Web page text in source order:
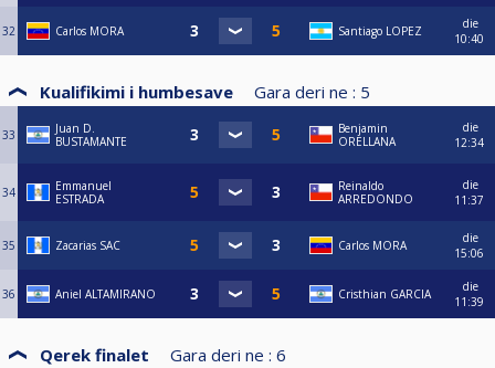
32 Carlos MORA Santiago LOPEZ
die
10:40
Kualifikimi i humbesave Gara deri ne : 5
33
Juan D.
BUSTAMANTE
Benjamin
ORELLANA
die
12:34
34
Emmanuel
ESTRADA
Reinaldo
ARREDONDO
die
11:37
35 Zacarias SAC Carlos MORA
die
15:06
36 Aniel ALTAMIRANO Cristhian GARCIA
die
11:39
Qerek finalet Gara deri ne : 6